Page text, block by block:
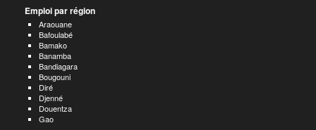
Emploi par région
Araouane
Bafoulabé
Bamako
Banamba
Bandiagara
Bougouni
Diré
Djenné
Douentza
Gao